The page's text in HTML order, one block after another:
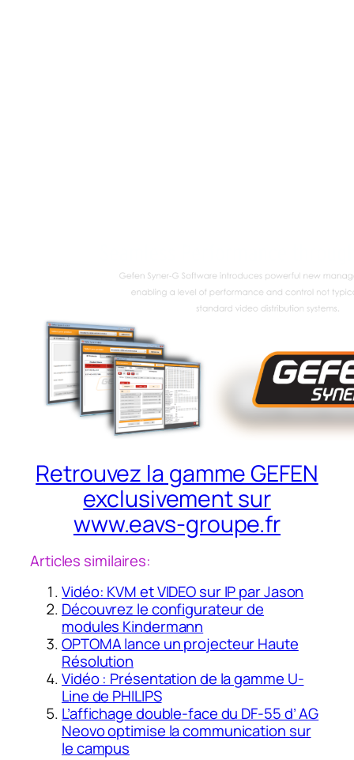
Retrouvez la gamme GEFEN
exclusivement sur
www.eavs-groupe.fr
Articles similaires:
Vidéo: KVM et VIDEO sur IP par Jason
Découvrez le configurateur de
modules Kindermann
OPTOMA lance un projecteur Haute
Résolution
Vidéo : Présentation de la gamme U-
Line de PHILIPS
L’affichage double-face du DF-55 d’ AG
Neovo optimise la communication sur
le campus